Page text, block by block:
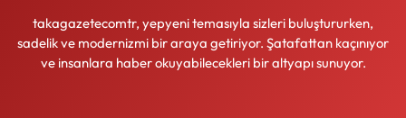
takagazetecomtr, yepyeni temasıyla sizleri buluştururken,
sadelik ve modernizmi bir araya getiriyor. Şatafattan kaçınıyor
ve insanlara haber okuyabilecekleri bir altyapı sunuyor.